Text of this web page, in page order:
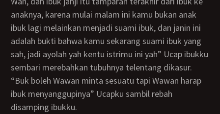
anaknya, karena mulai malam ini kamu bukan anak
ibuk lagi melainkan menjadi suami ibuk, dan janin ini
adalah bukti bahwa kamu sekarang suami ibuk yang
sah, jadi ayolah yah kentu istrimu ini yah” Ucap ibukku
sembari merebahkan tubuhnya telentang dikasur.
“Buk boleh Wawan minta sesuatu tapi Wawan harap
ibuk menyanggupinya” Ucapku sambil rebah
disamping ibukku.